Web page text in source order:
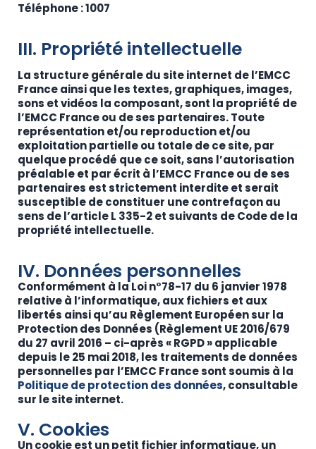
Téléphone : 1007
III. Propriété intellectuelle
La structure générale du site internet de l’EMCC
France ainsi que les textes, graphiques, images,
sons et vidéos la composant, sont la propriété de
l’EMCC France ou de ses partenaires. Toute
représentation et/ou reproduction et/ou
exploitation partielle ou totale de ce site, par
quelque procédé que ce soit, sans l’autorisation
préalable et par écrit à l’EMCC France ou de ses
partenaires est strictement interdite et serait
susceptible de constituer une contrefaçon au
sens de l’article L 335-2 et suivants de Code de la
propriété intellectuelle.
IV. Données personnelles
Conformément à la Loi n°78-17 du 6 janvier 1978
relative à l’informatique, aux fichiers et aux
libertés ainsi qu’au Règlement Européen sur la
Protection des Données (Règlement UE 2016/679
du 27 avril 2016 – ci-après « RGPD » applicable
depuis le 25 mai 2018, les traitements de données
personnelles par l’EMCC France sont soumis à la
Politique de protection des données, consultable
sur le site internet.
V. Cookies
Un cookie est un petit fichier informatique, un